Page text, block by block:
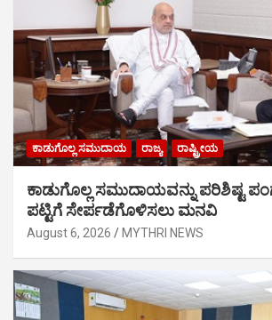
ಕಾಡುಗೊಲ್ಲ ಸಮುದಾಯ ರಾಜ್ಯ ರಾಷ್ಟ್ರೀಯ
ಕಾಡುಗೊಲ್ಲ ಸಮುದಾಯವನ್ನು ಪರಿಶಿಷ್ಟ
ಪಟ್ಟಿಗೆ ಸೇರ್ಪಡೆಗೊಳಿಸಲು ಮನವಿ
August 6, 2026 MYTHRI NEWS